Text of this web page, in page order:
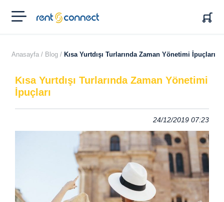
RENT'N
CONNECT
Anasayfa / Blog / Kısa Yurtdışı Turlarında Zaman Yönetimi İpuçları
Kısa Yurtdışı Turlarında Zaman Yönetimi
İpuçları
24/12/2019 07:23